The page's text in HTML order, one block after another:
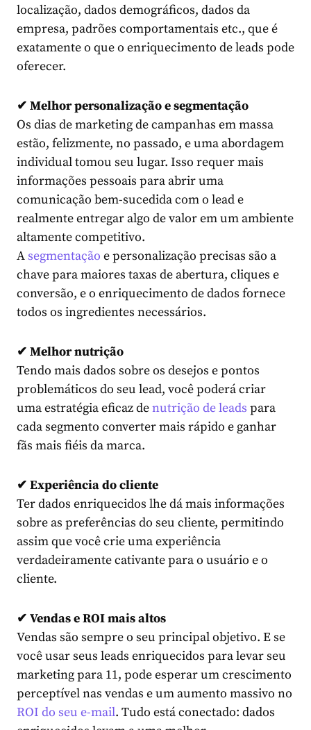
localização, dados demográficos, dados da
empresa, padrões comportamentais etc., que é
exatamente o que o enriquecimento de leads pode
oferecer.
✔ Melhor personalização e segmentação
Os dias de marketing de campanhas em massa
estão, felizmente, no passado, e uma abordagem
individual tomou seu lugar. Isso requer mais
informações pessoais para abrir uma
comunicação bem-sucedida com o lead e
realmente entregar algo de valor em um ambiente
altamente competitivo.
A segmentação epersonalização precisas são a
chave para maiores taxas de abertura, cliques e
conversão, e o enriquecimento de dados fornece
todos os ingredientes necessários.
✔ Melhor nutrição
Tendo mais dados sobre os desejos e pontos
problemáticos do seu lead, você poderá criar
umaestratégiaeficaz denutrição de leads para
cada segmento converter mais rápido e ganhar
fãs mais fiéis da marca.
✔ Experiência do cliente
Ter dados enriquecidos lhe dá mais informações
sobre as preferências do seu cliente, permitindo
assim que você crie uma experiência
verdadeiramente cativante para o usuário e o
cliente.
✔ Vendas e ROI mais altos
Vendas são sempre o seu principal objetivo. E se
você usar seus leads enriquecidos para levar seu
marketing para 11, pode esperar um crescimento
perceptível nas vendas e um aumento massivo no
ROI do seu e-mail. Tudo está conectado: dados